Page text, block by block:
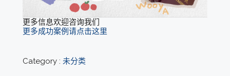
更多信息欢迎咨询我们
更多成功案例请点击这里
Category : 未分类